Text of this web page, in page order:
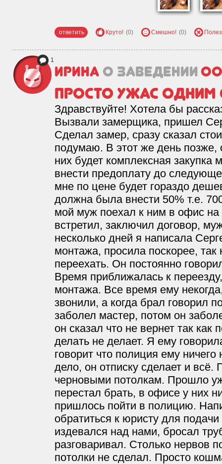
ответить Круто! (0) Смешно! (0)
1
Ирина о заведении
Просто ужас одним
Здравствуйте! Хотела бы
Вызвали замерщика, пришел
Сделал замер, сразу сказал
подумаю. В этот же день позже,
них будет комплексная закупка
внести предоплату до
мне по цене будет гораздо
должна была внести 50% т.е.
мой муж поехал к ним в офис на
встретил, заключил договор,
несколько дней я написала
монтажа, просила поскорее,
переехать. Он постоянно
Время приближалась к
монтажа. Все время ему
звонили, а когда брал говорил
заболел мастер, потом он
он сказал что не вернет так
делать не делает. Я ему
говорит что полиция ему ничего
дело, он отписку сделает и всё.
черновыми потолкам. Прошло
перестал брать, в офисе у них
пришлось пойти в полицию.
обратиться к юристу для
издевался над нами, бросал
разговаривал. Столько нервов
потолки не сделал. Просто